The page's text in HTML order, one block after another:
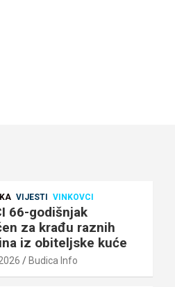
VIJESTI VINKOVCI
66-godišnjak
za krađu raznih
iz obiteljske kuće
Budica Info